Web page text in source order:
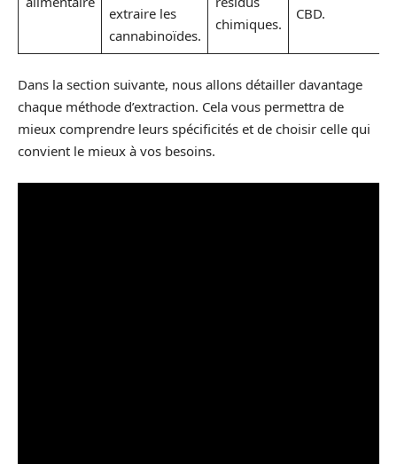
extraire les
cannabinoïdes.
chimiques.
CBD.
Dans la section suivante, nous allons détailler davantage
chaque méthode d’extraction. Cela vous permettra de
mieux comprendre leurs spécificités et de choisir celle qui
convient le mieux à vos besoins.